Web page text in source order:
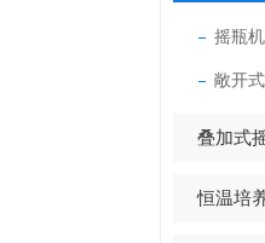
摇瓶机
敞开
叠加式
恒温培